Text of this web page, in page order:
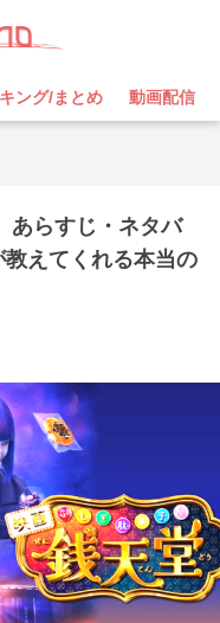
ング/まとめ 動画配信
あらすじ・ネタバ
えてくれる本当の